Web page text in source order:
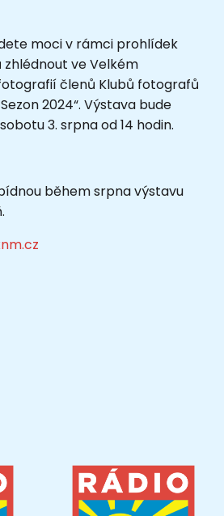
moci v rámci prohlídek
ve Velkém
členů Klubů fotografů
2024“. Výstava bude
3. srpna od 14 hodin.
během srpna výstavu